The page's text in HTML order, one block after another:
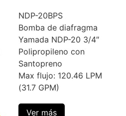
NDP-20BPS
Bomba de diafragma
Yamada NDP-20 3/4″
Polipropileno con
Santopreno
Max flujo: 120.46 LPM
(31.7 GPM)
Ver más